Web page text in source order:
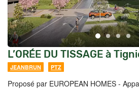
L’ORÉE DU TISSAGE à
JEANBRUN PTZ
Proposé par EUROPEAN HOMES -